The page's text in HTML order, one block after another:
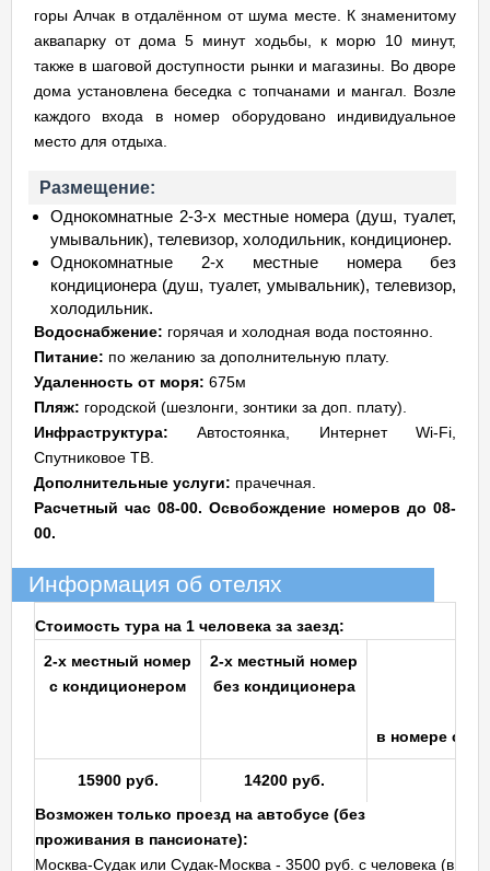
горы Алчак в отдалённом от шума месте. К знаменитому
аквапарку от дома 5 минут ходьбы, к морю 10 минут,
также в шаговой доступности рынки и магазины. Во дворе
дома установлена беседка с топчанами и мангал. Возле
каждого входа в номер оборудовано индивидуальное
место для отдыха.
Размещение:
Однокомнатные 2-3-х местные номера (душ, туалет,
умывальник), телевизор, холодильник, кондиционер.
Однокомнатные 2-х местные номера без
кондиционера (душ, туалет, умывальник), телевизор,
холодильник.
Водоснабжение: горячая и холодная вода постоянно.
Питание: по желанию за дополнительную плату.
Удаленность от моря: 675м
Пляж: городской (шезлонги, зонтики за доп. плату).
Инфраструктура:Автостоянка, Интернет Wi-Fi,
Спутниковое ТВ.
Дополнительные услуги: прачечная.
Расчетный час 08-00. Освобождение номеров до 08-
00.
Информация об отелях
Стоимость тура на 1 человека за заезд:
2-х местный номер
с кондиционером
2-х местный номер
без кондиционера
в номере с
15900 руб.
14200 руб.
Возможен только проезд на автобусе (без
проживания в пансионате):
Москва-Судак или Судак-Москва - 3500 руб. с человека (в